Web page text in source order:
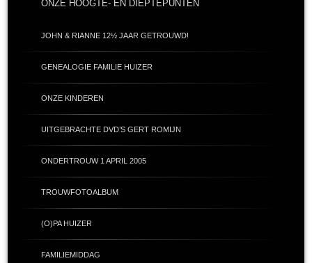
ONZE HOOGTE- EN DIEPTEPUNTEN
JOHN & RIANNE 12½ JAAR GETROUWD!
GENEALOGIE FAMILIE HUIZER
ONZE KINDEREN
UITGEBRACHTE DVD’S GERT ROMIJN
ONDERTROUW 1 APRIL 2005
TROUWFOTOALBUM
(O)PA HUIZER
FAMILIEMIDDAG